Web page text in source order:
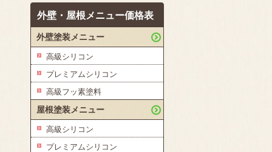
外壁・屋根メニュー価格表
外壁塗装メニュー
高級シリコン
プレミアムシリコン
高級フッ素塗料
屋根塗装メニュー
高級シリコン
プレミアムシリコン